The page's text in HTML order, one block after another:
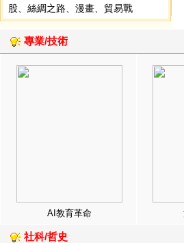
股
絲綢之路 漫畫 貿易戰
專業/技術
AI教育革命
社科/哲史